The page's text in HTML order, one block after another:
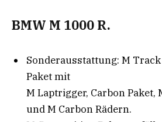
BMW M 1000 R.
Sonderausstattung: M Track
Paket mit
M Laptrigger, Carbon Paket,
und M Carbon Rädern.